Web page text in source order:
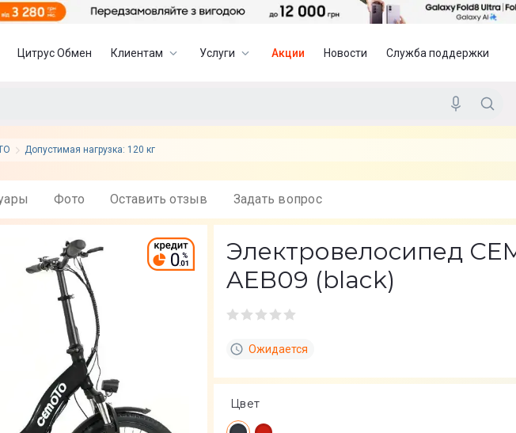
Цитрус Обмен Клиентам Услуги Акции Новости Служба поддержки
Допустимая нагрузка: 120 кг
Фото Оставить отзыв Задать вопрос
Электровелосипед
AEB09 (black)
Ожидается
Цвет